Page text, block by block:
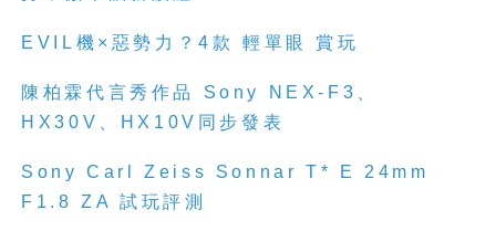
EVIL機×惡勢力？4款 輕單眼 賞玩
陳柏霖代言秀作品 Sony NEX-F3、
HX30V、HX10V同步發表
Sony Carl Zeiss Sonnar T* E 24mm
F1.8 ZA 試玩評測